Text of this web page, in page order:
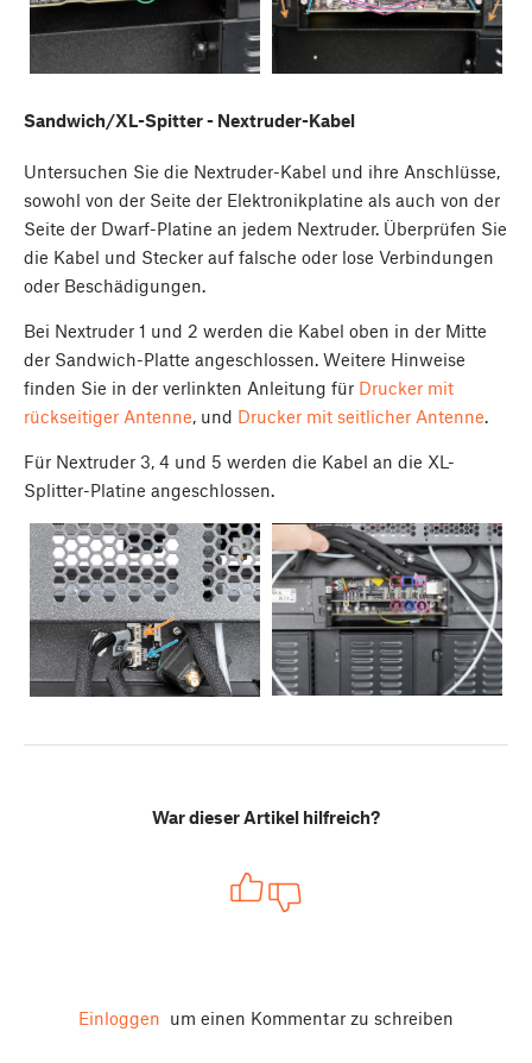
Sandwich/XL-Spitter - Nextruder-Kabel
Untersuchen Sie die Nextruder-Kabel und ihre Anschlüsse,
sowohl von der Seite der Elektronikplatine als auch von der
Seite der Dwarf-Platine an jedem Nextruder. Überprüfen Sie
die Kabel und Stecker auf falsche oder lose Verbindungen
oder Beschädigungen.
Bei Nextruder 1 und 2 werden die Kabel oben in der Mitte
der Sandwich-Platte angeschlossen. Weitere Hinweise
finden Sie in der verlinkten Anleitung für Drucker mit
rückseitiger Antenne, und Drucker mit seitlicher Antenne.
Für Nextruder 3, 4 und 5 werden die Kabel an die XL-
Splitter-Platine angeschlossen.
War dieser Artikel hilfreich?
Einloggen um einen Kommentar zu schreiben